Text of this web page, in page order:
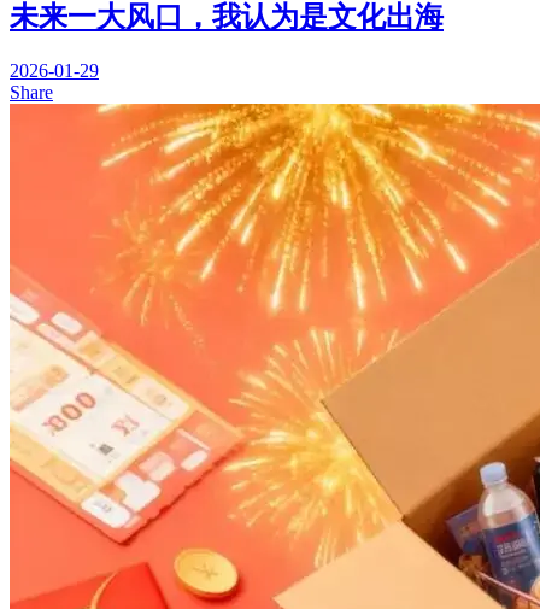
未来一大风口，我认为是文化出海
2026-01-29
Share